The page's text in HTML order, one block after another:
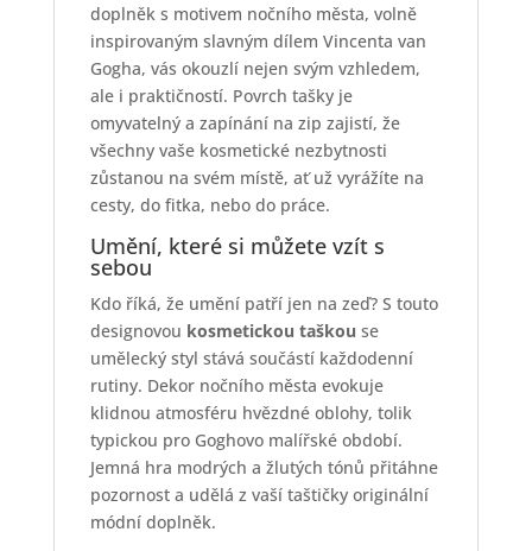
doplněk s motivem nočního města, volně
inspirovaným slavným dílem Vincenta van
Gogha, vás okouzlí nejen svým vzhledem,
ale i praktičností. Povrch tašky je
omyvatelný a zapínání na zip zajistí, že
všechny vaše kosmetické nezbytnosti
zůstanou na svém místě, ať už vyrážíte na
cesty, do fitka, nebo do práce.
Umění, které si můžete vzít s
sebou
Kdo říká, že umění patří jen na zeď? S touto
designovou kosmetickou taškou se
umělecký styl stává součástí každodenní
rutiny. Dekor nočního města evokuje
klidnou atmosféru hvězdné oblohy, tolik
typickou pro Goghovo malířské období.
Jemná hra modrých a žlutých tónů přitáhne
pozornost a udělá z vaší taštičky originální
módní doplněk.